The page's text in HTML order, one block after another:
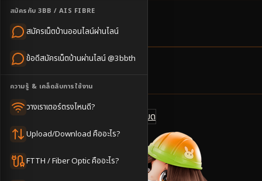
สมัครกับ 3BB / AIS FIBRE
สมัครเน็ตบ้านออนไลน์ผ่านไลน์
ข้อดีสมัครเน็ตบ้านผ่านไลน์ @3bbth
ความรู้ & เคล็ดลับการใช้งาน
วางเราเตอร์ตรงไหนดี?
Upload/Download คืออะไร?
FTTH / Fiber Optic คืออะไร?
1-3วันทำการ
นัดช่างติดตั้ง
ราคาเริ่มต้น
ดูแพ็กเกจทั้งหมด